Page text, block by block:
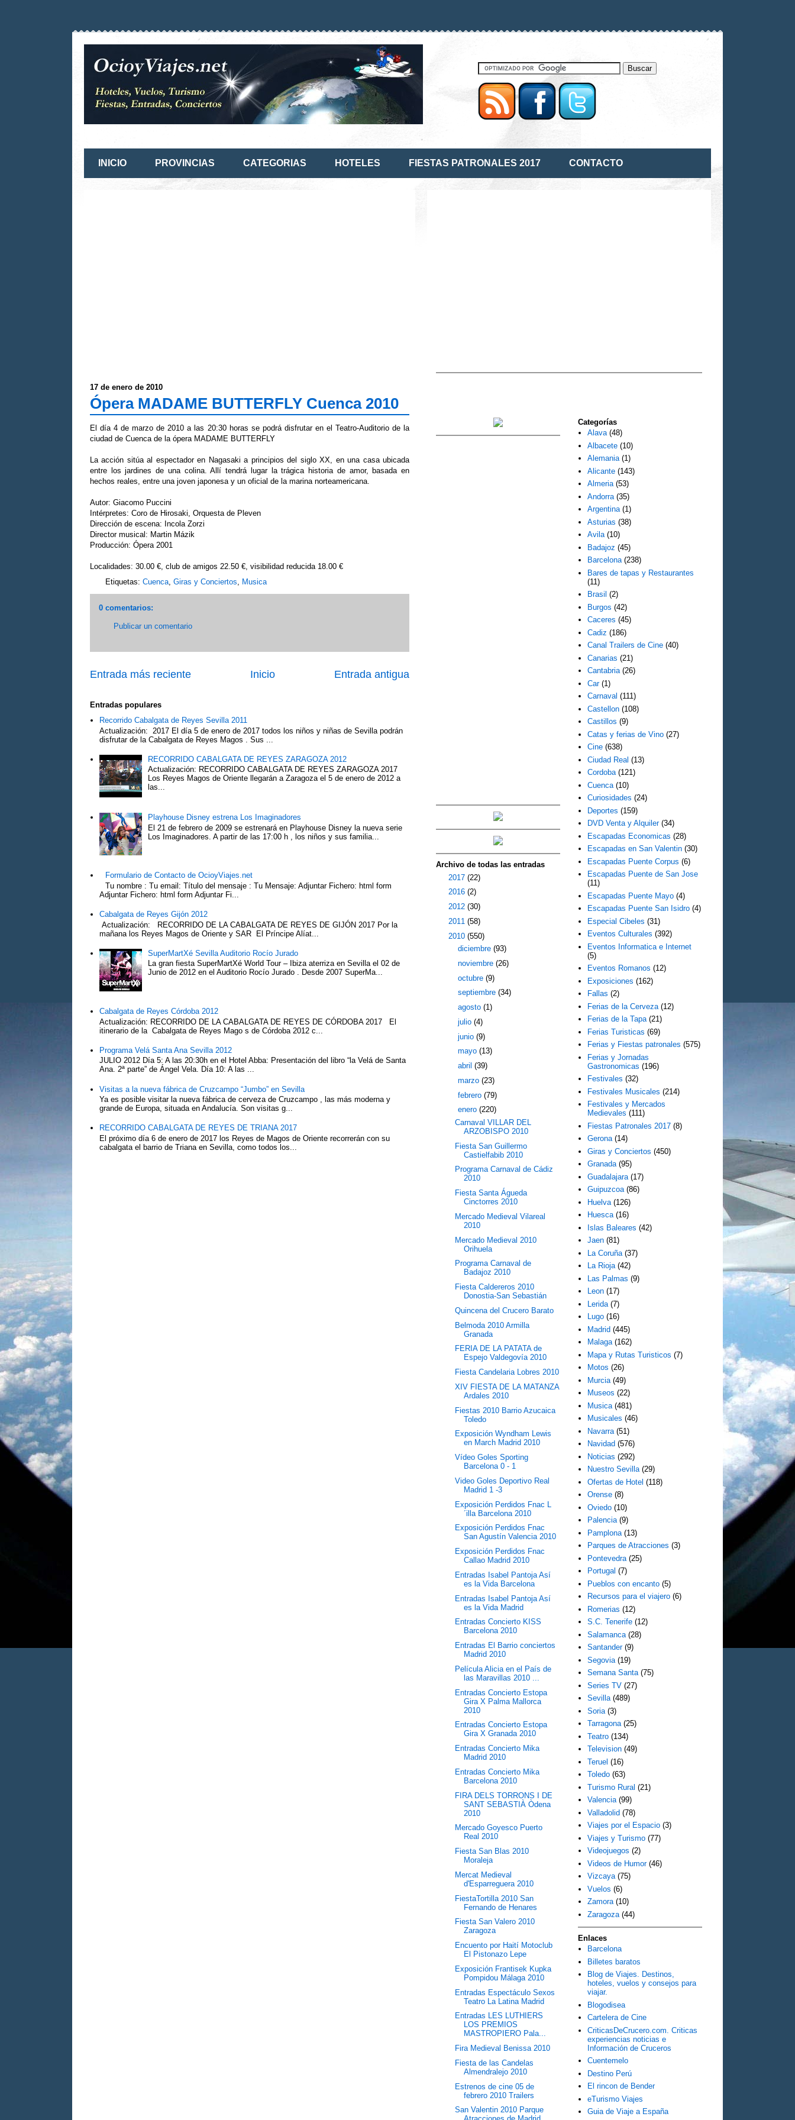
INICIO PROVINCIAS CATEGORIAS HOTELES FIESTAS PATRONALES 2017 CONTACTO
17 de enero de 2010
Ópera MADAME BUTTERFLY Cuenca 2010
El día 4 de marzo de 2010 a las 20:30 horas se podrá disfrutar en el Teatro-Auditorio de la
ciudad de Cuenca de la ópera MADAME BUTTERFLY
La acción sitúa al espectador en Nagasaki a principios del siglo XX, en una casa ubicada
entre los jardines de una colina. Allí tendrá lugar la trágica historia de amor, basada en
hechos reales, entre una joven japonesa y un oficial de la marina norteamericana.
Autor: Giacomo Puccini
Intérpretes: Coro de Hirosaki, Orquesta de Pleven
Dirección de escena: Incola Zorzi
Director musical: Martin Mázik
Producción: Ópera 2001
Localidades: 30.00 €, club de amigos 22.50 €, visibilidad reducida 18.00 €
Etiquetas: Cuenca Giras y Conciertos Musica
0 comentarios:
Publicar un comentario
Entrada más reciente Entrada antigua
Inicio
Entradas populares
Recorrido Cabalgata de Reyes Sevilla 2011
Actualización: 2017 El día 5 de enero de 2017 todos los niños y niñas de Sevilla podrán
disfrutar de la Cabalgata de Reyes Magos . Sus ...
RECORRIDO CABALGATA DE REYES ZARAGOZA 2012
Actualización: RECORRIDO CABALGATA DE REYES ZARAGOZA 2017
Los Reyes Magos de Oriente llegarán a Zaragoza el 5 de enero de 2012 a
las...
Playhouse Disney estrena Los Imaginadores
El 21 de febrero de 2009 se estrenará en Playhouse Disney la nueva serie
Los Imaginadores. A partir de las 17:00 h , los niños y sus familia...
Formulario de Contacto de OcioyViajes.net
Tu nombre : Tu email: Título del mensaje : Tu Mensaje: Adjuntar Fichero: html form
Adjuntar Fichero: html form Adjuntar Fi...
Cabalgata de Reyes Gijón 2012
Actualización: RECORRIDO DE LA CABALGATA DE REYES DE GIJÓN 2017 Por la
mañana los Reyes Magos de Oriente y SAR El Príncipe Alíat...
SuperMartXé Sevilla Auditorio Rocío Jurado
La gran fiesta SuperMartXé World Tour – Ibiza aterriza en Sevilla el 02 de
Junio de 2012 en el Auditorio Rocío Jurado . Desde 2007 SuperMa...
Cabalgata de Reyes Córdoba 2012
Actualización: RECORRIDO DE LA CABALGATA DE REYES DE CÓRDOBA 2017 El
itinerario de la Cabalgata de Reyes Mago s de Córdoba 2012 c...
Programa Velá Santa Ana Sevilla 2012
JULIO 2012 Día 5: A las 20:30h en el Hotel Abba: Presentación del libro “la Velá de Santa
Ana. 2ª parte” de Ángel Vela. Día 10: A las ...
Visitas a la nueva fábrica de Cruzcampo “Jumbo” en Sevilla
Ya es posible visitar la nueva fábrica de cerveza de Cruzcampo , las más moderna y
grande de Europa, situada en Andalucía. Son visitas g...
RECORRIDO CABALGATA DE REYES DE TRIANA 2017
El próximo día 6 de enero de 2017 los Reyes de Magos de Oriente recorrerán con su
cabalgata el barrio de Triana en Sevilla, como todos los...
Archivo de todas las entradas
2017 (22)
2016 (2)
2012 (30)
2011 (58)
2010 (550)
diciembre (93)
noviembre (26)
octubre (9)
septiembre (34)
agosto (1)
julio (4)
junio (9)
mayo (13)
abril (39)
marzo (23)
febrero (79)
enero (220)
Carnaval VILLAR DEL
ARZOBISPO 2010
Fiesta San Guillermo
Castielfabib 2010
Programa Carnaval de Cádiz
2010
Fiesta Santa Águeda
Cinctorres 2010
Mercado Medieval Vilareal
2010
Mercado Medieval 2010
Orihuela
Programa Carnaval de
Badajoz 2010
Fiesta Caldereros 2010
Donostia-San Sebastián
Quincena del Crucero Barato
Belmoda 2010 Armilla
Granada
FERIA DE LA PATATA de
Espejo Valdegovía 2010
Fiesta Candelaria Lobres 2010
XIV FIESTA DE LA MATANZA
Ardales 2010
Fiestas 2010 Barrio Azucaica
Toledo
Exposición Wyndham Lewis
en March Madrid 2010
Vídeo Goles Sporting
Barcelona 0 - 1
Video Goles Deportivo Real
Madrid 1 -3
Exposición Perdidos Fnac L
´illa Barcelona 2010
Exposición Perdidos Fnac
San Agustín Valencia 2010
Exposición Perdidos Fnac
Callao Madrid 2010
Entradas Isabel Pantoja Así
es la Vida Barcelona
Entradas Isabel Pantoja Así
es la Vida Madrid
Entradas Concierto KISS
Barcelona 2010
Entradas El Barrio conciertos
Madrid 2010
Película Alicia en el País de
las Maravillas 2010 ...
Entradas Concierto Estopa
Gira X Palma Mallorca
2010
Entradas Concierto Estopa
Gira X Granada 2010
Entradas Concierto Mika
Madrid 2010
Entradas Concierto Mika
Barcelona 2010
FIRA DELS TORRONS I DE
SANT SEBASTIÀ Òdena
2010
Mercado Goyesco Puerto
Real 2010
Fiesta San Blas 2010
Moraleja
Mercat Medieval
d'Esparreguera 2010
FiestaTortilla 2010 San
Fernando de Henares
Fiesta San Valero 2010
Zaragoza
Encuento por Haití Motoclub
El Pistonazo Lepe
Exposición Frantisek Kupka
Pompidou Málaga 2010
Entradas Espectáculo Sexos
Teatro La Latina Madrid
Entradas LES LUTHIERS
LOS PREMIOS
MASTROPIERO Pala...
Fira Medieval Benissa 2010
Fiesta de las Candelas
Almendralejo 2010
Estrenos de cine 05 de
febrero 2010 Trailers
San Valentin 2010 Parque
Categorías
Alava (48)
Albacete (10)
Alemania (1)
Alicante (143)
Almeria (53)
Andorra (35)
Argentina (1)
Asturias (38)
Avila (10)
Badajoz (45)
Barcelona (238)
Bares de tapas y Restaurantes
(11)
Brasil (2)
Burgos (42)
Caceres (45)
Cadiz (186)
Canal Trailers de Cine (40)
Canarias (21)
Cantabria (26)
Car (1)
Carnaval (111)
Castellon (108)
Castillos (9)
Catas y ferias de Vino (27)
Cine (638)
Ciudad Real (13)
Cordoba (121)
Cuenca (10)
Curiosidades (24)
Deportes (159)
DVD Venta y Alquiler (34)
Escapadas Economicas (28)
Escapadas en San Valentin (30)
Escapadas Puente Corpus (6)
Escapadas Puente de San Jose
(11)
Escapadas Puente Mayo (4)
Escapadas Puente San Isidro (4)
Especial Cibeles (31)
Eventos Culturales (392)
Eventos Informatica e Internet
(5)
Eventos Romanos (12)
Exposiciones (162)
Fallas (2)
Ferias de la Cerveza (12)
Ferias de la Tapa (21)
Ferias Turisticas (69)
Ferias y Fiestas patronales (575)
Ferias y Jornadas
Gastronomicas (196)
Festivales (32)
Festivales Musicales (214)
Festivales y Mercados
Medievales (111)
Fiestas Patronales 2017 (8)
Gerona (14)
Giras y Conciertos (450)
Granada (95)
Guadalajara (17)
Guipuzcoa (86)
Huelva (126)
Huesca (16)
Islas Baleares (42)
Jaen (81)
La Coruña (37)
La Rioja (42)
Las Palmas (9)
Leon (17)
Lerida (7)
Lugo (16)
Madrid (445)
Malaga (162)
Mapa y Rutas Turisticos (7)
Motos (26)
Murcia (49)
Museos (22)
Musica (481)
Musicales (46)
Navarra (51)
Navidad (576)
Noticias (292)
Nuestro Sevilla (29)
Ofertas de Hotel (118)
Orense (8)
Oviedo (10)
Palencia (9)
Pamplona (13)
Parques de Atracciones (3)
Pontevedra (25)
Portugal (7)
Pueblos con encanto (5)
Recursos para el viajero (6)
Romerias (12)
S.C. Tenerife (12)
Salamanca (28)
Santander (9)
Segovia (19)
Semana Santa (75)
Series TV (27)
Sevilla (489)
Soria (3)
Tarragona (25)
Teatro (134)
Television (49)
Teruel (16)
Toledo (63)
Turismo Rural (21)
Valencia (99)
Valladolid (78)
Viajes por el Espacio (3)
Viajes y Turismo (77)
Videojuegos (2)
Videos de Humor (46)
Vizcaya (75)
Vuelos (6)
Zamora (10)
Zaragoza (44)
Enlaces
Barcelona
Billetes baratos
Blog de Viajes. Destinos,
hoteles, vuelos y consejos para
viajar.
Blogodisea
Cartelera de Cine
CriticasDeCrucero.com. Criticas
experiencias noticias e
Información de Cruceros
Cuentemelo
Destino Perú
El rincon de Bender
eTurismo Viajes
Guia de Viaje a España